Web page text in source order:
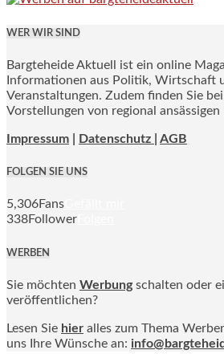
WER WIR SIND
Bargteheide Aktuell ist ein online
Informationen aus Politik, Wirtschaft
Veranstaltungen. Zudem finden Sie
Vorstellungen von regional ansässigen
Impressum Datenschutz | AGB
FOLGEN SIE UNS
5,306Fans
338Follower
WERBEN
Sie möchten Werbung schalten oder
veröffentlichen?
Lesen Sie hier alles zum Thema
uns Ihre Wünsche an: